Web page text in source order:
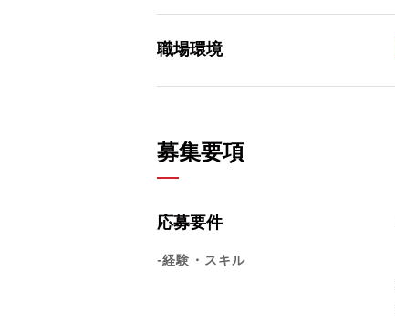
職場環境
募集要項
応募要件
-経験・スキル